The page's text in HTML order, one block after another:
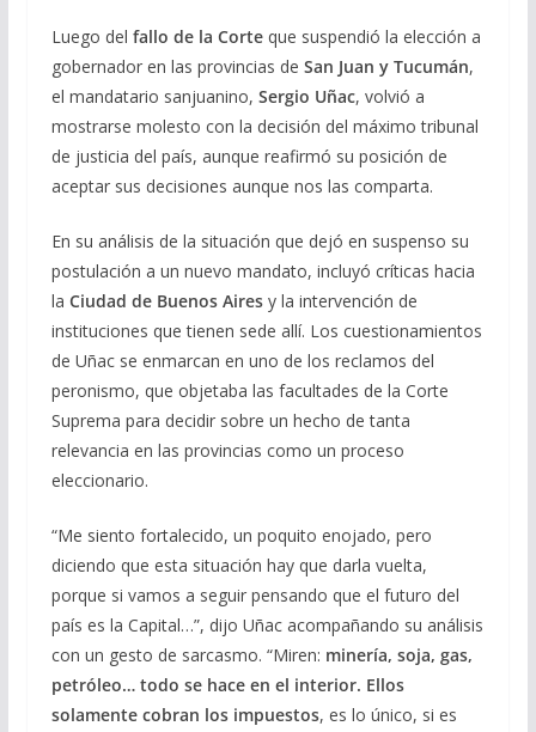
Luego del fallo de la Corteque suspendió la elección a
gobernador en las provincias de San Juan y Tucumán,
el mandatario sanjuanino, Sergio Uñac, volvió a
mostrarse molesto con la decisión del máximo tribunal
de justicia del país, aunque reafirmó su posición de
aceptar sus decisiones aunque nos las comparta.
En su análisis de la situación que dejó en suspenso su
postulación a un nuevo mandato, incluyó críticas hacia
la Ciudad de Buenos Airesy la intervención de
instituciones que tienen sede allí. Los cuestionamientos
de Uñac se enmarcan en uno de los reclamos del
peronismo, que objetaba las facultades de la Corte
Suprema para decidir sobre un hecho de tanta
relevancia en las provincias como un proceso
eleccionario.
“Me siento fortalecido, un poquito enojado, pero
diciendo que esta situación hay que darla vuelta,
porque si vamos a seguir pensando que el futuro del
país es la Capital…”, dijo Uñac acompañando su análisis
con un gesto de sarcasmo. “Miren: minería, soja, gas,
petróleo… todo se hace en el interior. Ellos
solamente cobran los impuestos, es lo único, si es